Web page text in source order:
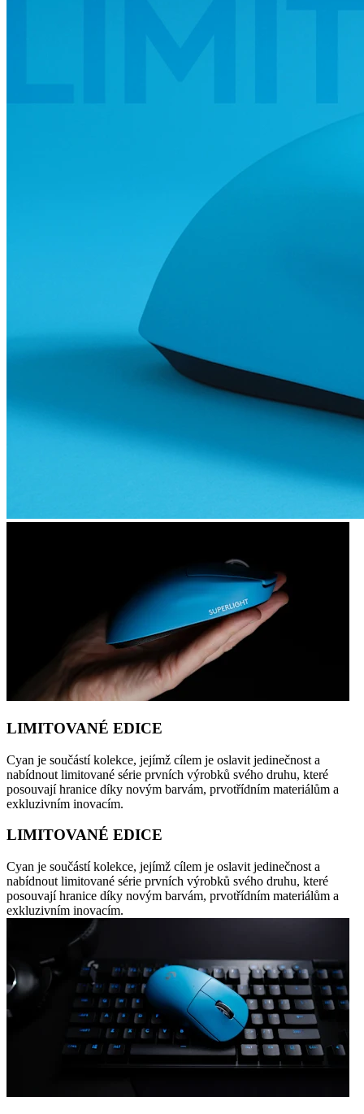
LIMITOVANÉ EDICE
Cyan je součástí kolekce, jejímž cílem je oslavit jedinečnost a
nabídnout limitované série prvních výrobků svého druhu, které
posouvají hranice díky novým barvám, prvotřídním materiálům a
exkluzivním inovacím.
LIMITOVANÉ EDICE
Cyan je součástí kolekce, jejímž cílem je oslavit jedinečnost a
nabídnout limitované série prvních výrobků svého druhu, které
posouvají hranice díky novým barvám, prvotřídním materiálům a
exkluzivním inovacím.